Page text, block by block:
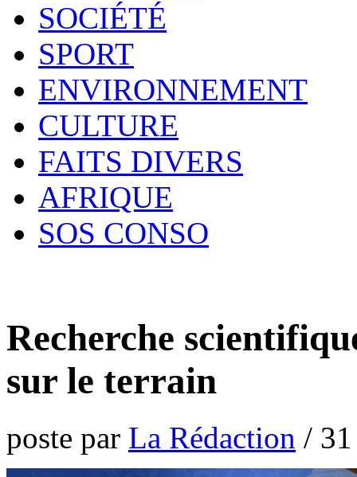
SOCIÉTÉ
SPORT
ENVIRONNEMENT
CULTURE
FAITS DIVERS
AFRIQUE
SOS CONSO
Recherche
sur le terrain
poste par La Rédaction /